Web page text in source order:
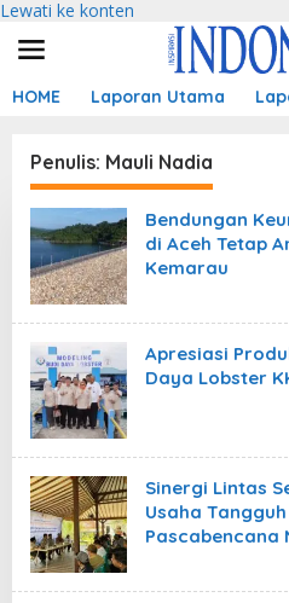
Lewati ke konten
HOME Laporan Utama
Penulis: Mauli Nadia
Bendungan
di Aceh Tetap
Kemarau
Apresiasi
Daya Lobster
Sinergi Lintas
Usaha
Pascabencana